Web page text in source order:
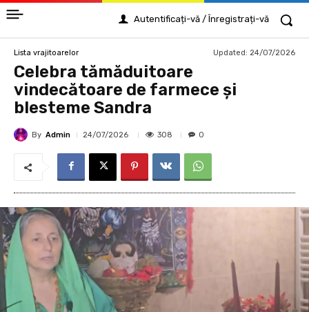
Autentificați-vă / Înregistrați-vă
Lista vrajitoarelor Updated: 24/07/2026
Celebra tămăduitoare
vindecătoare de farmece și
blesteme Sandra
By Admin 24/07/2026 308 0